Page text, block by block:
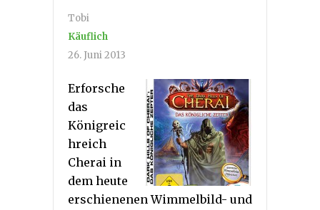
Tobi
Käuflich
26. Juni 2013
Erforsche
das
Königreic
hreich
Cherai in
dem heute
erschienenen Wimmelbild- und